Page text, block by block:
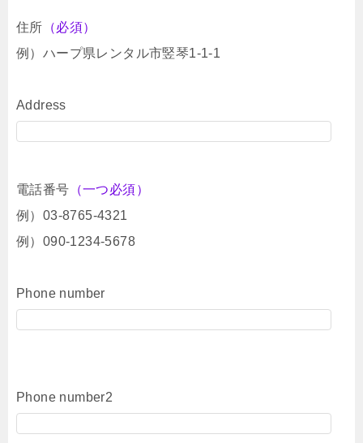
住所 （必須）
例）ハープ県レンタル市竪琴1-1-1
Address
電話番号 （一つ必須）
例）03-8765-4321
例）090-1234-5678
Phone number
Phone number2